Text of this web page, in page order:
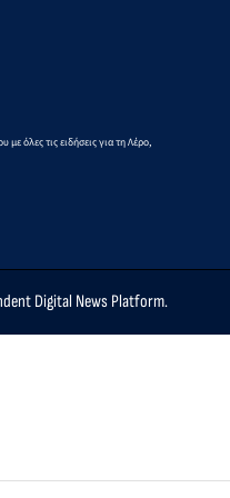
όλες τις ειδήσεις για τη Λέρο,
Digital News Platform.